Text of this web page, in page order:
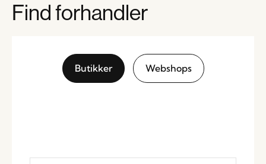
Find forhandler
Butikker Webshops